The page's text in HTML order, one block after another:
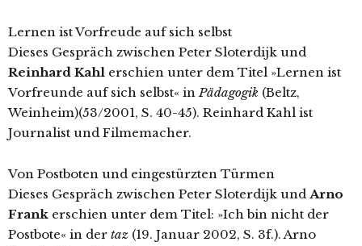
Lernen ist Vorfreude auf sich selbst
Dieses Gespräch zwischen Peter Sloterdijk und
Reinhard Kahl erschien unter dem Titel »Lernen ist
Vorfreunde auf sich selbst« inPädagogik (Beltz,
Weinheim)(53/2001, S. 40-45). Reinhard Kahl ist
Journalist und Filmemacher.
Von Postboten und eingestürzten Türmen
Dieses Gespräch zwischen Peter Sloterdijk und Arno
Frank erschien unter dem Titel: »Ich bin nicht der
Postbote« in der taz (19. Januar 2002, S. 3f.). Arno